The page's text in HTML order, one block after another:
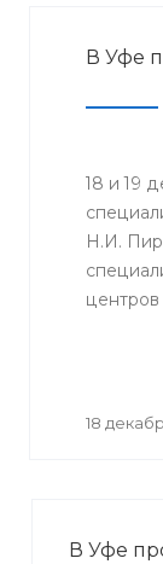
В Уфе
18 и 19
Н.И.
18
В Уфе